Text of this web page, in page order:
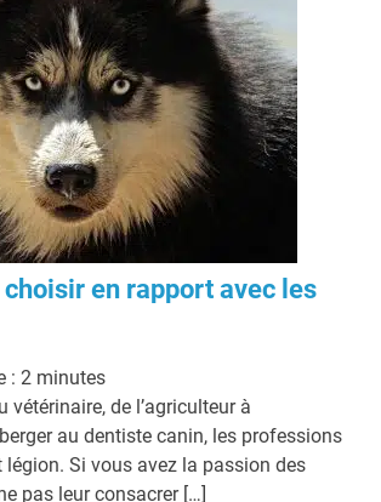
en rapport avec les
: 2 minutes
vétérinaire, de l’agriculteur à
au dentiste canin, les professions
Si vous avez la passion des
pas leur consacrer […]